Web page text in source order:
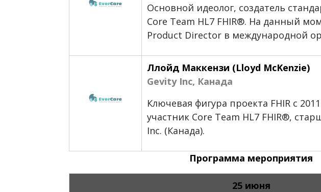
Основной идеолог, создатель
Core Team HL7 FHIR®. На данный
Product Director в международной
Ллойд Маккензи (Lloyd McKenzie)
Gevity Inc, Канада
Ключевая фигура проекта FHIR с
участник Core Team HL7 FHIR®,
Inc. (Канада).
Программа мероприятия
25 июня